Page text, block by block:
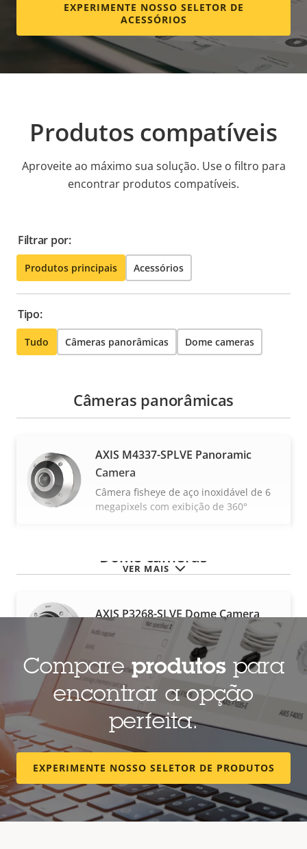
EXPERIMENTE NOSSO SELETOR DE
ACESSÓRIOS
Produtos compatíveis
Aproveite ao máximo sua solução. Use o filtro para
encontrar produtos compatíveis.
Filtrar por:
Produtos principais Acessórios
Tipo:
Tudo Câmeras panorâmicas Dome cameras
VER MAIS
Câmeras panorâmicas
AXIS M4337-SPLVE Panoramic
Camera
Câmera fisheye de aço inoxidável de 6
megapixels com exibição de 360°
Dome cameras
AXIS P3268-SLVE Dome Camera
Dome de 8 MP em aço inoxidável com
aprendizado profundo
AXIS Q3538-SLVE Dome Camera
Dome 8 MP de aço inoxidável para
áreas corrosivas
Compareprodutospara
encontrar a opção
perfeita.
EXPERIMENTE NOSSO SELETOR DE PRODUTOS